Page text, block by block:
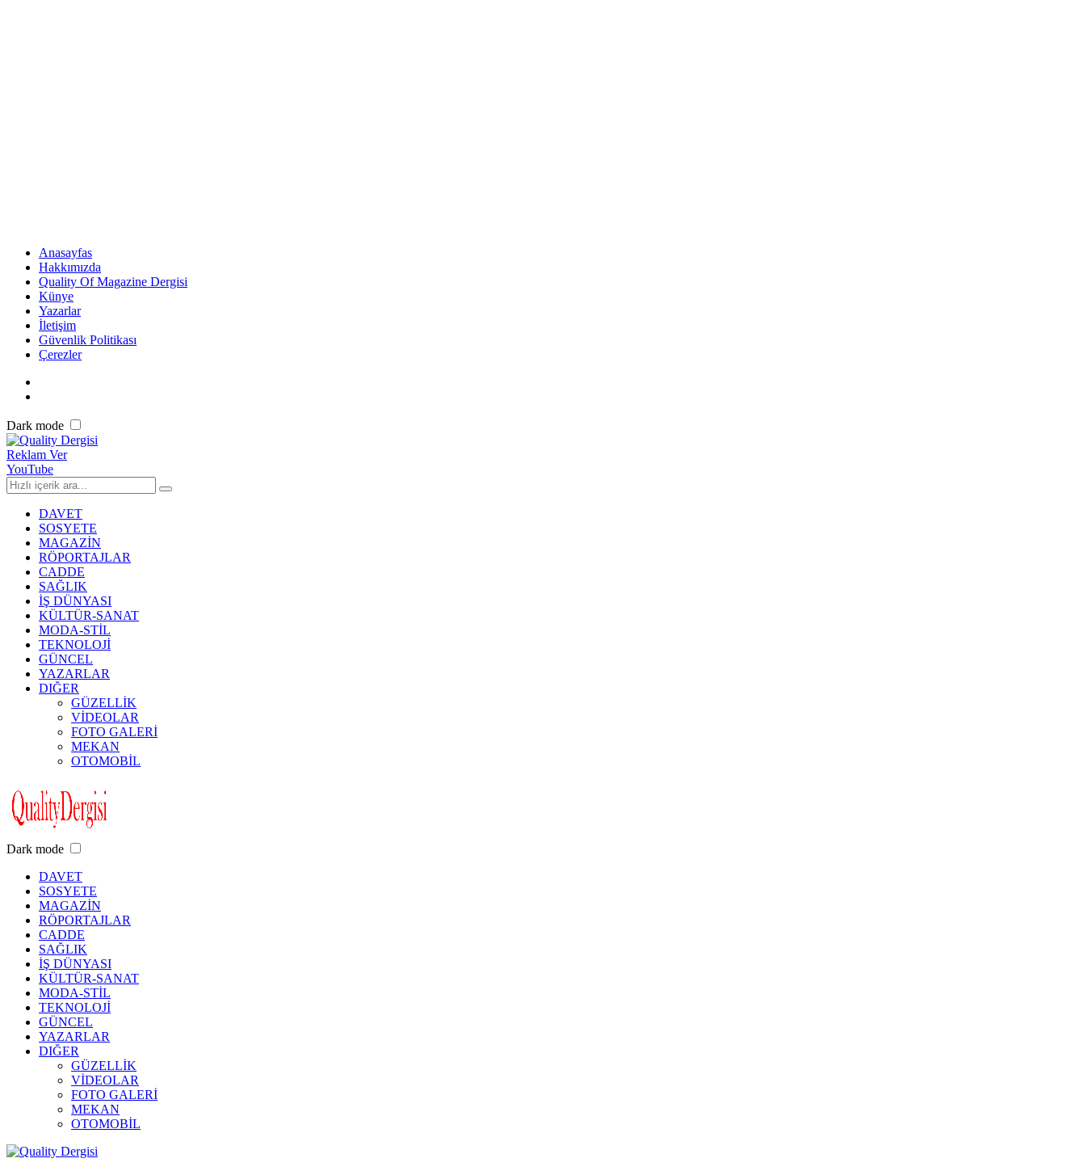
Anasayfas
Hakkımızda
Quality Of Magazine Dergisi
Künye
Yazarlar
İletişim
Güvenlik Politikası
Çerezler
Dark mode
Reklam Ver
YouTube
DAVET
SOSYETE
MAGAZİN
RÖPORTAJLAR
CADDE
SAĞLIK
İŞ DÜNYASI
KÜLTÜR-SANAT
MODA-STİL
TEKNOLOJİ
GÜNCEL
YAZARLAR
DIĞER
GÜZELLİK
VİDEOLAR
FOTO GALERİ
MEKAN
OTOMOBİL
Dark mode
DAVET
SOSYETE
MAGAZİN
RÖPORTAJLAR
CADDE
SAĞLIK
İŞ DÜNYASI
KÜLTÜR-SANAT
MODA-STİL
TEKNOLOJİ
GÜNCEL
YAZARLAR
DIĞER
GÜZELLİK
VİDEOLAR
FOTO GALERİ
MEKAN
OTOMOBİL